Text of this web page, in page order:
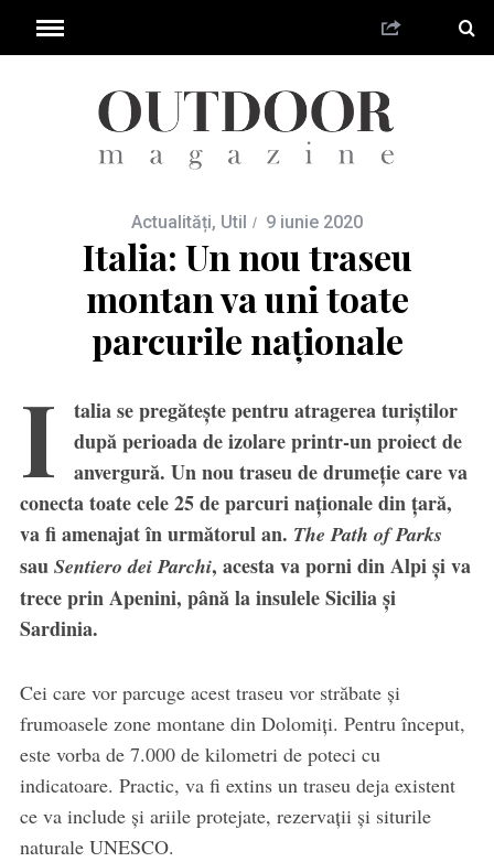
Actualități, Util 9 iunie 2020
Italia: Un nou traseu
montan va uni toate
parcurile naționale
I
talia se pregătește pentru atragerea turiștilor
după perioada de izolare printr-un proiect de
anvergură. Un nou traseu de drumeție care va
conecta toate cele 25 de parcuri naționale din țară,
va fi amenajat în următorul an. The Path of Parks
sau Sentiero dei Parchi, acesta va porni din Alpi și va
trece prin Apenini, până la insulele Sicilia și
Sardinia.
Cei care vor parcuge acest traseu vor străbate și
frumoasele zone montane din Dolomiți. Pentru început,
este vorba de 7.000 de kilometri de poteci cu
indicatoare. Practic, va fi extins un traseu deja existent
ce va include și ariile protejate, rezervații și siturile
naturale UNESCO.